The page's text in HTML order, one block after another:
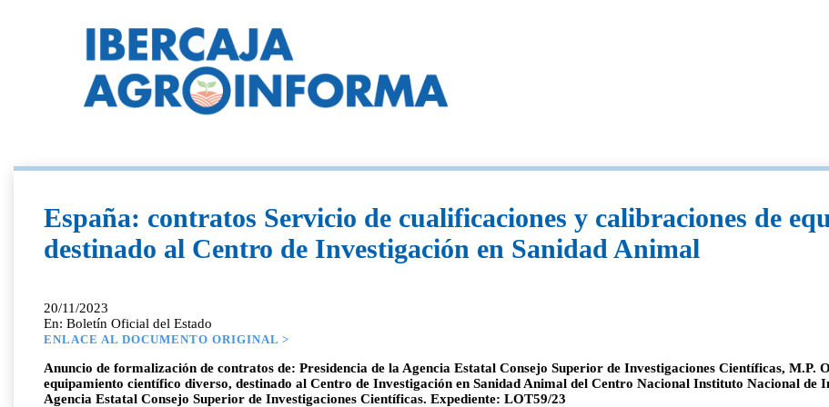
España: contratos Servicio de cualificaciones y calibraciones de
destinado al Centro de Investigación en Sanidad Animal
20/11/2023
En: Boletín Oficial del Estado
ENLACE AL DOCUMENTO ORIGINAL >
Anuncio de formalización de contratos de: Presidencia de la Agencia Estatal Consejo Superior de Investigaciones Científicas, M.P.
equipamiento científico diverso, destinado al Centro de Investigación en Sanidad Animal del Centro Nacional Instituto Nacional
Agencia Estatal Consejo Superior de Investigaciones Científicas. Expediente: LOT59/23